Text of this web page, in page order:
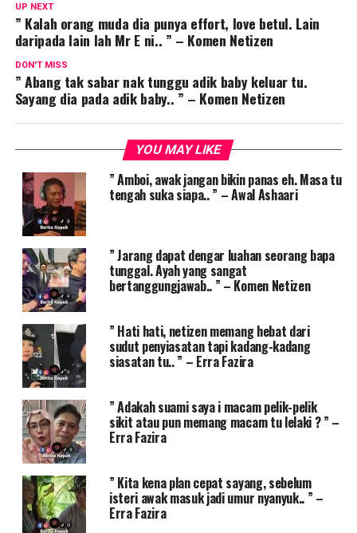
UP NEXT
” Kalah orang muda dia punya effort, love betul. Lain
daripada lain lah Mr E ni.. ” – Komen Netizen
DON'T MISS
” Abang tak sabar nak tunggu adik baby keluar tu.
Sayang dia pada adik baby.. ” – Komen Netizen
YOU MAY LIKE
” Amboi, awak jangan bikin panas eh. Masa tu
tengah suka siapa.. ” – Awal Ashaari
” Jarang dapat dengar luahan seorang bapa
tunggal. Ayah yang sangat
bertanggungjawab.. ” – Komen Netizen
” Hati hati, netizen memang hebat dari
sudut penyiasatan tapi kadang-kadang
siasatan tu.. ” – Erra Fazira
” Adakah suami saya i macam pelik-pelik
sikit atau pun memang macam tu lelaki ? ” –
Erra Fazira
” Kita kena plan cepat sayang, sebelum
isteri awak masuk jadi umur nyanyuk.. ” –
Erra Fazira